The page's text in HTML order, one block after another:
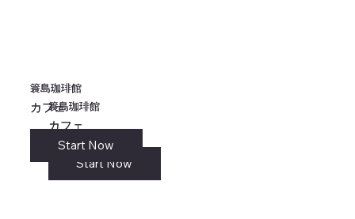
簑島珈琲館
カフェ
リンク
簑島珈琲館
カフェ
Start Now
簑島珈琲館
カフェ
Start Now
簑島珈琲館
カフェ
Start Now